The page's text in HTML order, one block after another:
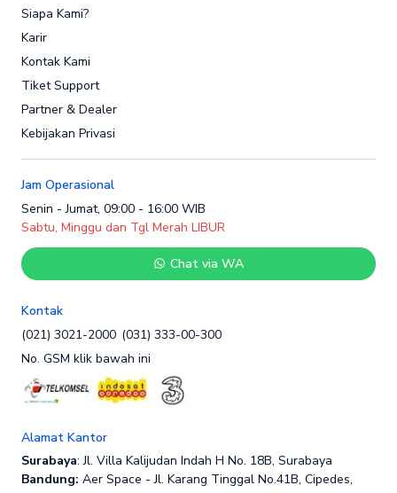
Siapa Kami?
Karir
Kontak Kami
Tiket Support
Partner & Dealer
Kebijakan Privasi
Jam Operasional
Senin - Jumat, 09:00 - 16:00 WIB
Sabtu, Minggu dan Tgl Merah LIBUR
Chat via WA
Kontak
(021) 3021-2000 (031) 333-00-300
No. GSM klik bawah ini
Alamat Kantor
Surabaya: Jl. Villa Kalijudan Indah H No. 18B, Surabaya
Bandung: Aer Space - Jl. Karang Tinggal No.41B, Cipedes,